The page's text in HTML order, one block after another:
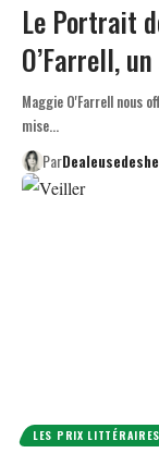
Le Portrait
O’Farrell,
Maggie O'Farrell nous
mise…
Par
LES PRIX LITTÉRAIRES